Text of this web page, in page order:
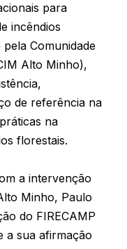
para
incêndios
Comunidade
Alto Minho),
de referência na
na
florestais.
a intervenção
Minho, Paulo
do FIRECAMP
a sua afirmação